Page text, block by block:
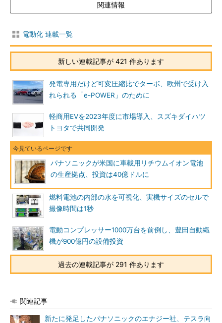
関連情報
電動化 連載一覧
新しい連載記事が 421 件あります
発電専用だけど可変圧縮比でターボ、欧州で受け入
れられる「e-POWER」のために
軽商用EVを2023年度に市場導入、スズキダイハツ
トヨタで共同開発
パナソニックが米国に車載用リチウムイオン電池
の生産拠点、投資は40億ドルに
燃料電池の内部の水を可視化、実機サイズのセルで
撮像時間は1秒
電動コンプレッサー1000万台を前倒し、豊田自動織
機が900億円の設備投資
過去の連載記事が 291 件あります
関連記事
新たに発足したパナソニックのエナジー社、テスラ向